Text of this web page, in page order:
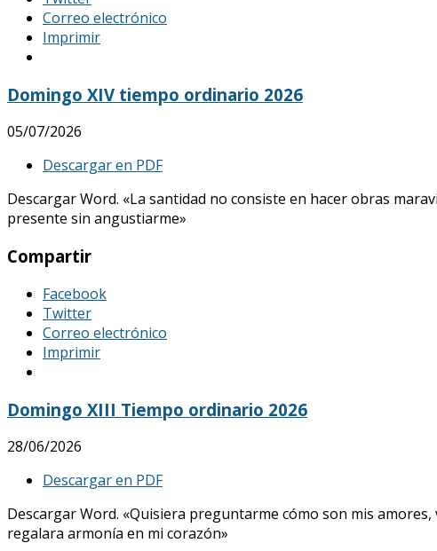
Correo electrónico
Imprimir
Domingo XIV tiempo ordinario 2026
05/07/2026
Descargar en PDF
Descargar Word. «La santidad no consiste en hacer obras
presente sin angustiarme»
Compartir
Facebook
Twitter
Correo electrónico
Imprimir
Domingo XIII Tiempo ordinario 2026
28/06/2026
Descargar en PDF
Descargar Word. «Quisiera preguntarme cómo son mis
regalara armonía en mi corazón»